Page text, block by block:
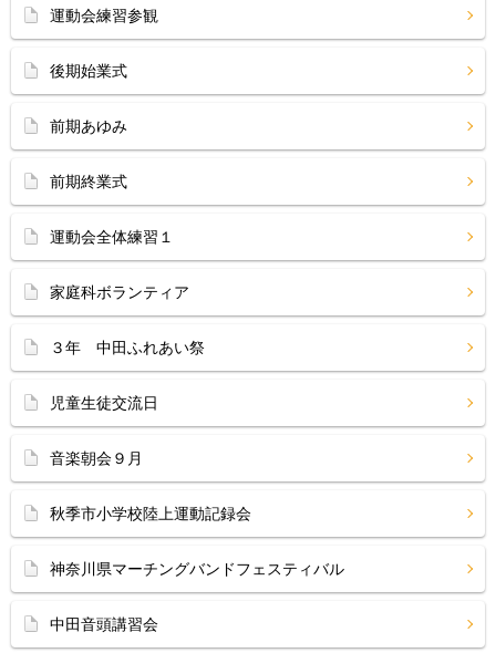
運動会練習参観
後期始業式
前期あゆみ
前期終業式
運動会全体練習１
家庭科ボランティア
３年 中田ふれあい祭
児童生徒交流日
音楽朝会９月
秋季市小学校陸上運動記録会
神奈川県マーチングバンドフェスティバル
中田音頭講習会